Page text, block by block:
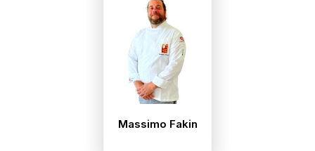
Massimo Fakin